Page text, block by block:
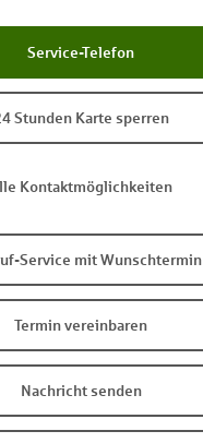
Service-Telefon
Stunden Karte sperren
Kontaktmöglichkeiten
Service mit Wunschtermin
Termin vereinbaren
Nachricht senden